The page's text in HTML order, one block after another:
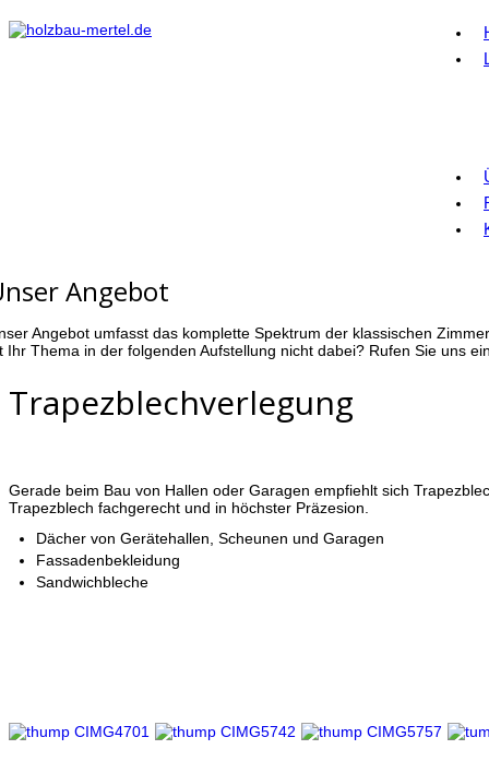
Angebot
Angebot umfasst das komplette Spektrum der klassischen
Ihr Thema in der folgenden Aufstellung nicht dabei? Rufen Sie uns
Trapezblechverlegung
Gerade beim Bau von Hallen oder Garagen empfiehlt sich
Trapezblech fachgerecht und in höchster Präzesion.
Dächer von Gerätehallen, Scheunen und Garagen
Fassadenbekleidung
Sandwichbleche